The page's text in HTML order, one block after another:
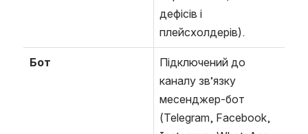
дефісів і
плейсхолдерів).
Бот
Підключений до
каналу зв’язку
месенджер-бот
(Telegram, Facebook,